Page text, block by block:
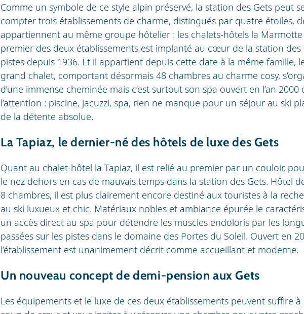
Comme un symbole de ce style alpin préservé, la station des Gets peut
compter trois établissements de charme, distingués par quatre étoiles,
appartiennent au même groupe hôtelier : les chalets-hôtels la Marmotte
premier des deux établissements est implanté au cœur de la station des
pistes depuis 1936. Et il appartient depuis cette date à la même famille,
grand chalet, comportant désormais 48 chambres au charme cosy,
d’une immense cheminée mais c’est surtout son spa ouvert en l’an
l’attention : piscine, jacuzzi, spa, rien ne manque pour un séjour au ski
de la détente absolue.
La Tapiaz, le dernier-né des hôtels de luxe des Gets
Quant au chalet-hôtel la Tapiaz, il est relié au premier par un couloir,
le nez dehors en cas de mauvais temps dans la station des Gets. Hôtel
8 chambres, il est plus clairement encore destiné aux touristes à la
au ski luxueux et chic. Matériaux nobles et ambiance épurée le
un accès direct au spa pour détendre les muscles endoloris par les
passées sur les pistes dans le domaine des Portes du Soleil. Ouvert en
l’établissement est unanimement décrit comme accueillant et moderne.
Un nouveau concept de demi-pension aux Gets
Les équipements et le luxe de ces deux établissements peuvent suffire